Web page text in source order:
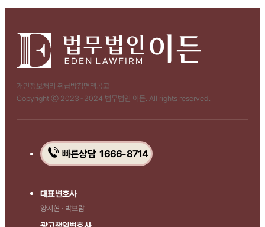
개인정보처리 취급방침 면책공고
Copyright ⓒ 2023~2024 법무법인 이든. All rights reserved.
빠른상담 1666-8714
대표변호사
양지현 · 박보람